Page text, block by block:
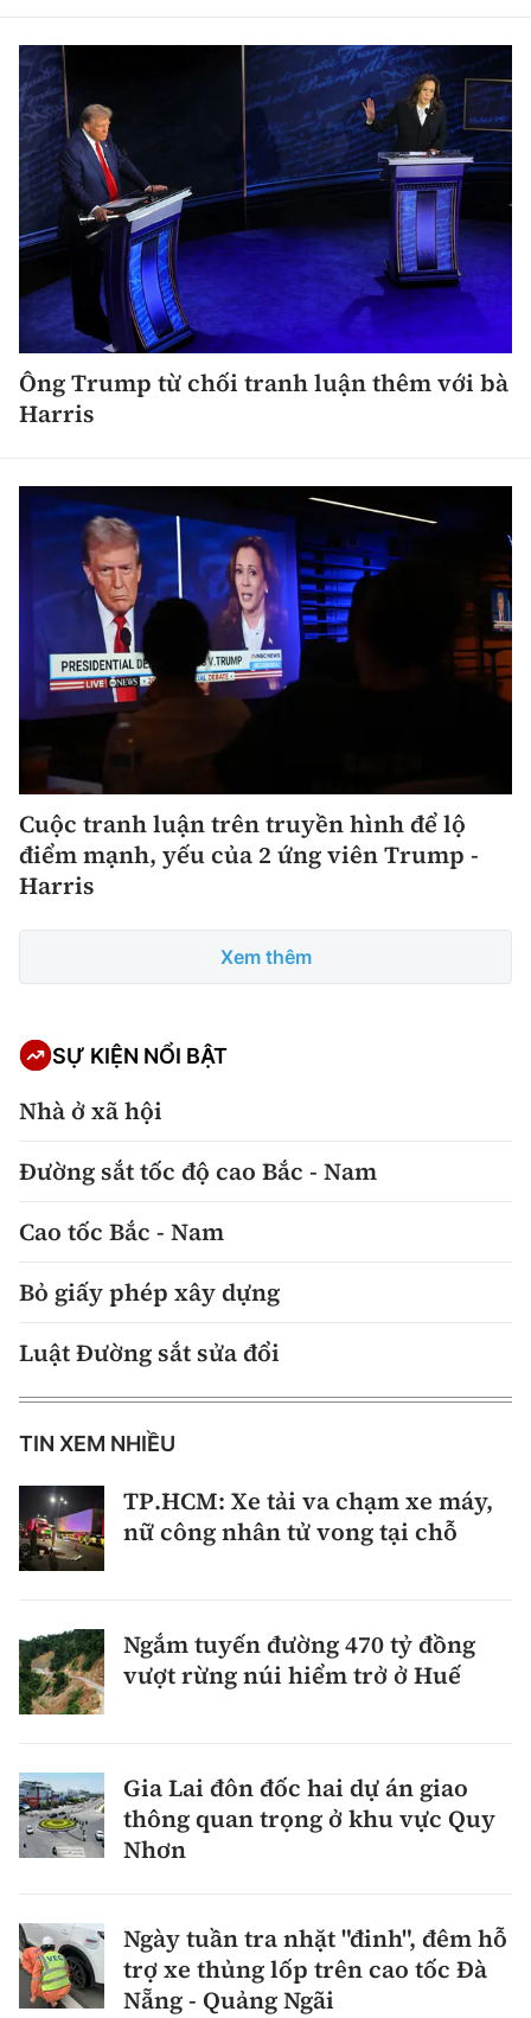
Ông Trump từ chối tranh luận thêm với bà
Harris
Cuộc tranh luận trên truyền hình để lộ
điểm mạnh, yếu của 2 ứng viên Trump -
Harris
Xem thêm
SỰ KIỆN NỔI BẬT
Nhà ở xã hội
Đường sắt tốc độ cao Bắc - Nam
Cao tốc Bắc - Nam
Bỏ giấy phép xây dựng
Luật Đường sắt sửa đổi
TIN XEM NHIỀU
TP.HCM: Xe tải va chạm xe máy,
nữ công nhân tử vong tại chỗ
Ngắm tuyến đường 470 tỷ đồng
vượt rừng núi hiểm trở ở Huế
Gia Lai đôn đốc hai dự án giao
thông quan trọng ở khu vực Quy
Nhơn
Ngày tuần tra nhặt "đinh", đêm hỗ
trợ xe thủng lốp trên cao tốc Đà
Nẵng - Quảng Ngãi